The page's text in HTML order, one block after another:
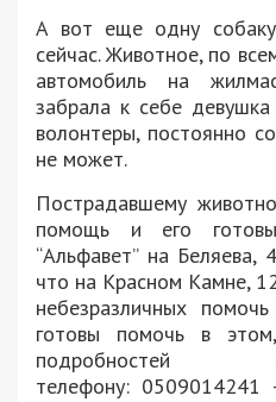
А вот еще одну
сейчас. Животное, по
автомобиль на
забрала к себе
волонтеры, постоянно
не может.
Пострадавшему
помощь и его
“Альфавет” на Беляева,
что на Красном Камне,
небезразличных
готовы помочь в
телефону: 0509014241